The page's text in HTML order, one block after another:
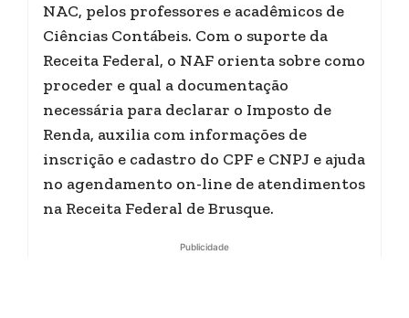
NAC, pelos professores e acadêmicos de
Ciências Contábeis. Com o suporte da
Receita Federal, o NAF orienta sobre como
proceder e qual a documentação
necessária para declarar o Imposto de
Renda, auxilia com informações de
inscrição e cadastro do CPF e CNPJ e ajuda
no agendamento on-line de atendimentos
na Receita Federal de Brusque.
Publicidade